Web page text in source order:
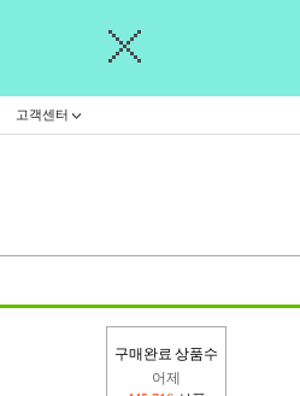
고객센터
구매완료 상품수
어제
오늘(현재)